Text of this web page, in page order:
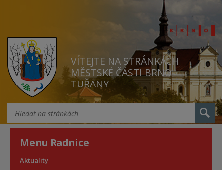
VÍTEJTE NA STRÁNKÁCH
MĚSTSKÉ ČÁSTI BRNO
TUŘANY
Menu Radnice
Aktuality